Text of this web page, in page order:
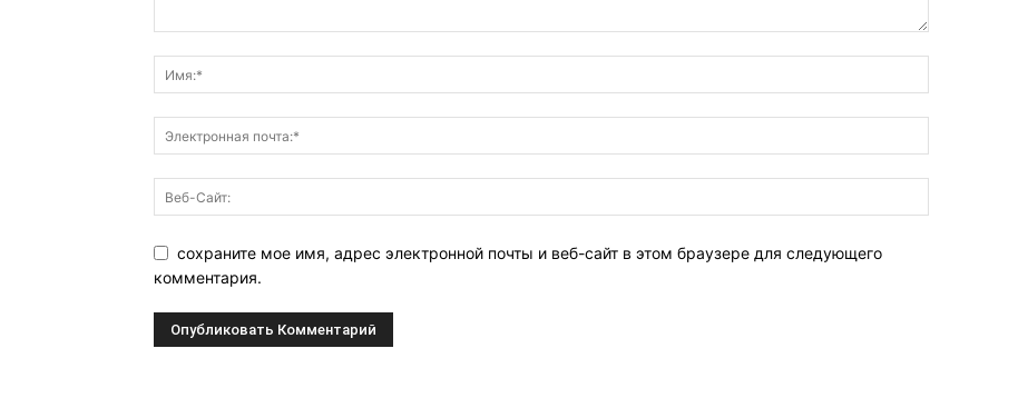
сохраните мое имя, адрес электронной почты и веб-сайт в этом браузере для следующего
комментария.